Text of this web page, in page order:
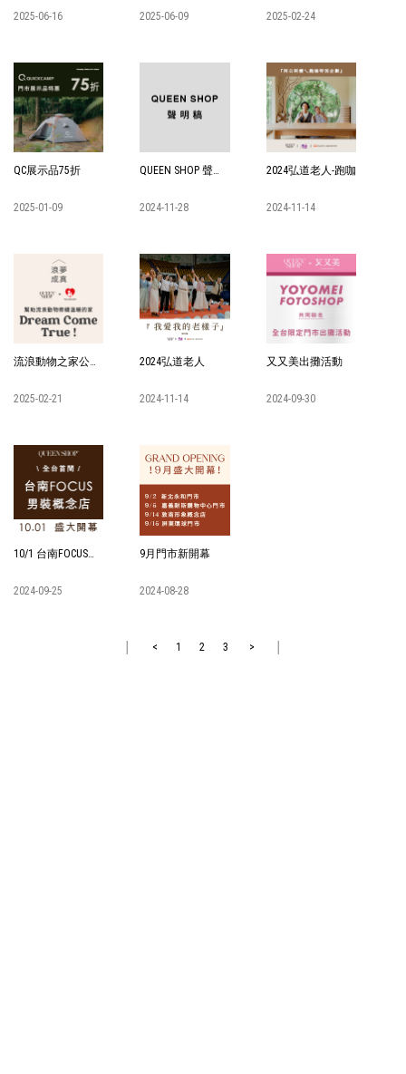
2025-06-16 2025-06-09 2025-02-24
QC展示品75折
2025-01-09
QUEEN SHOP 聲明稿
2024-11-28
2024弘道老人-跑咖
2024-11-14
流浪動物之家公益合作
2025-02-21
2024弘道老人
2024-11-14
又又美出攤活動
2024-09-30
2024-09-25
9月門市新開幕
2024-08-28
< 1 2 3 >